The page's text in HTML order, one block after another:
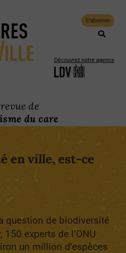
S'abonner
Découvrez notre agence
de
du care
en ville, est-ce
question de biodiversité
experts de l’ONU
un million d’espèces